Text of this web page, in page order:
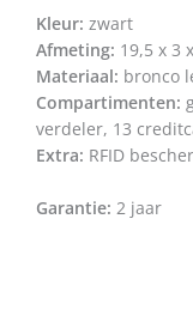
Kleur: zwart
Afmeting: 19,5 x 3
Materiaal: bronco
Compartimenten:
verdeler, 13
Extra: RFID
Garantie: 2 jaar